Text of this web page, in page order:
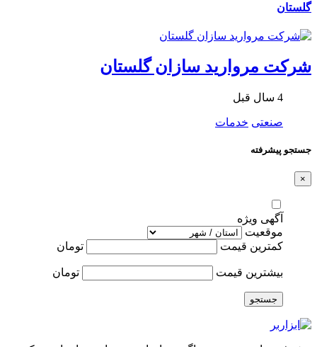
گلستان
شرکت مروارید سازان گلستان
4 سال قبل
صنعتی خدمات
جستجو پیشرفته
×
آگهی ویژه
موقعیت
کمترین قیمت
تومان
بیشترین قیمت تومان
جستجو